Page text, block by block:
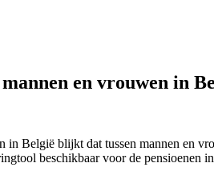
en vrouwen in
België blijkt dat tussen mannen en
beschikbaar voor de